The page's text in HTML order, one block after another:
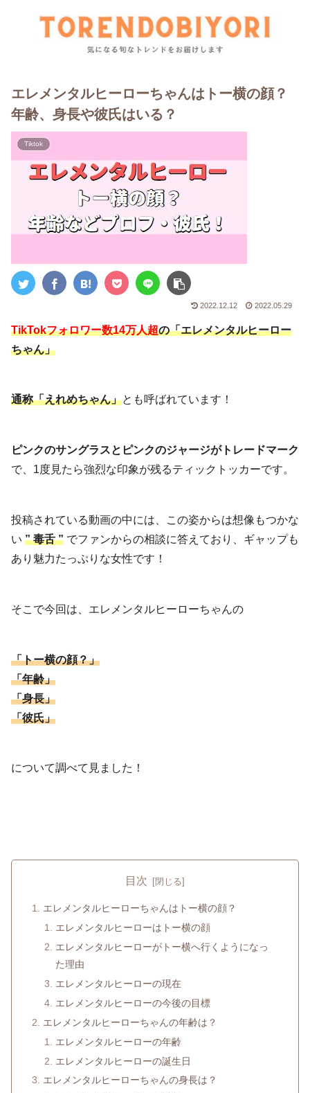
エレメンタルヒーローちゃんはトー横の顔？
年齢、身長や彼氏はいる？
Tiktok
2022.12.12 2022.05.29
TikTokフォロワー数14万人超の「エレメンタルヒーロー
ちゃん」
通称「えれめちゃん」とも呼ばれています！
ピンクのサングラスとピンクのジャージがトレードマーク
で、1度見たら強烈な印象が残るティックトッカーです。
投稿されている動画の中には、この姿からは想像もつかな
い ” 毒舌 ” でファンからの相談に答えており、ギャップも
あり魅力たっぷりな女性です！
そこで今回は、エレメンタルヒーローちゃんの
「トー横の顔？」
「年齢」
「身長」
「彼氏」
について調べて見ました！
目次
エレメンタルヒーローちゃんはトー横の顔？
エレメンタルヒーローはトー横の顔
エレメンタルヒーローがトー横へ行くようになっ
た理由
エレメンタルヒーローの現在
エレメンタルヒーローの今後の目標
エレメンタルヒーローちゃんの年齢は？
エレメンタルヒーローの年齢
エレメンタルヒーローの誕生日
エレメンタルヒーローちゃんの身長は？